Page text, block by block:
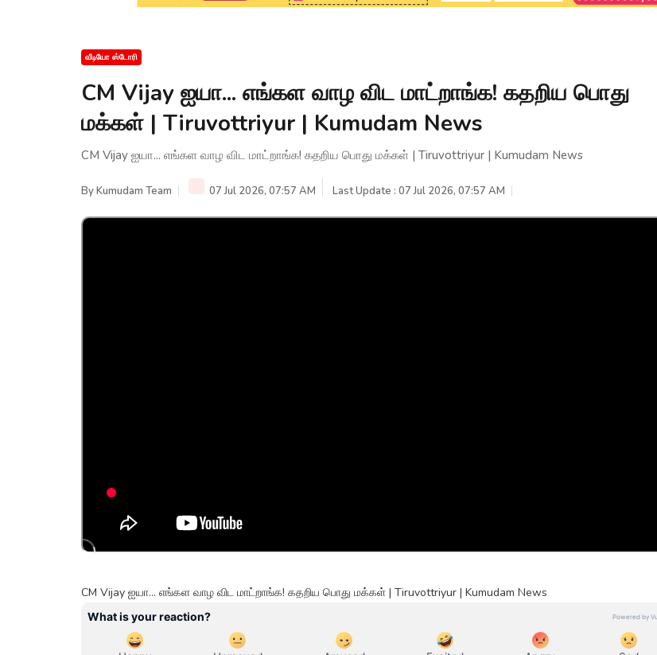
வீடியோ ஸ்டோரி
CM Vijay ஐயா... எங்கள வாழ விட மாட்றாங்க! கதறிய பொது
மக்கள் | Tiruvottriyur | Kumudam News
CM Vijay ஐயா... எங்கள வாழ விட மாட்றாங்க! கதறிய பொது மக்கள் | Tiruvottriyur | Kumudam News
ByKumudam Team 07 Jul 2026, 07:57 AM Last Update : 07 Jul 2026, 07:57 AM
CM Vijay ஐயா... எங்கள வாழ விட மாட்றாங்க! கதறிய பொது மக்கள் | Tiruvottriyur | Kumudam News